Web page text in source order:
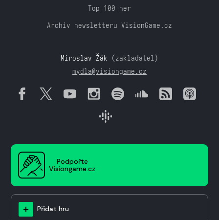
Top 100 her
Archiv newsletteru VisionGame.cz
Miroslav Žák (zakladatel)
mydla@visiongame.cz
Podpořte
Visiongame.cz
Přidat hru